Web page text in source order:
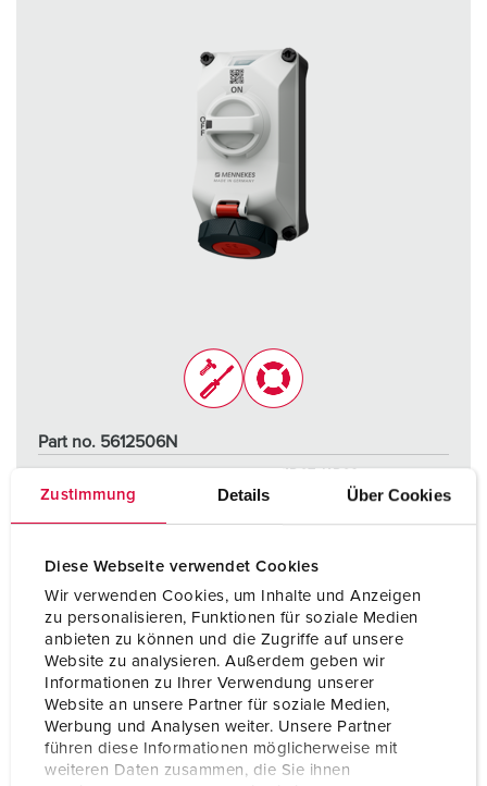
Zustimmung Details Über Cookies
Diese Webseite verwendet Cookies
Wir verwenden Cookies, um Inhalte und Anzeigen
zu personalisieren, Funktionen für soziale Medien
anbieten zu können und die Zugriffe auf unsere
Website zu analysieren. Außerdem geben wir
Informationen zu Ihrer Verwendung unserer
Website an unsere Partner für soziale Medien,
Werbung und Analysen weiter. Unsere Partner
führen diese Informationen möglicherweise mit
weiteren Daten zusammen, die Sie ihnen
Part no. 5612506N
Poles 5 p
Voltage 400 V
Connection technology Screw terminals
TO THE PRODUCT